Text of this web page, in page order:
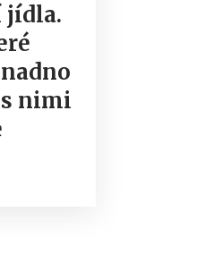
jídla.
nimi